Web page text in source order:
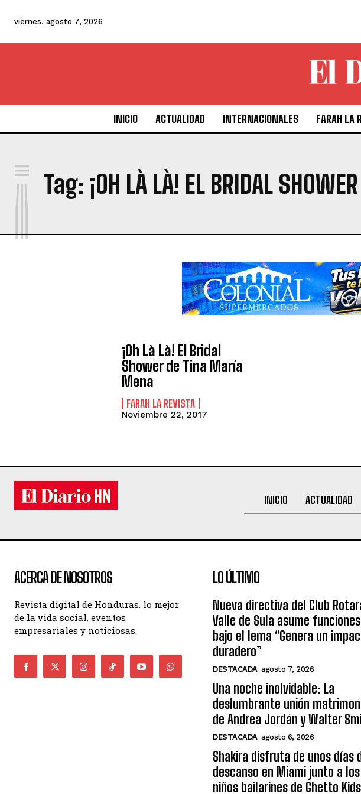
viernes, agosto 7, 2026
INICIO ACTUALIDAD INTERNACIONALES FARAH LA
Tag: ¡OH LÀ LÀ! EL BRIDAL
¡
¡Oh Là Là! El Bridal
Shower de Tina María
Mena
FARAH LA REVISTA
Noviembre 22, 2017
INICIO ACTUALIDAD
ACERCA DE NOSOTROS
Revista digital de Honduras, lo mejor
de la vida social, eventos
empresariales y noticiosas.
LO ÚLTIMO
Nueva directiva del Club
Valle de Sula asume funciones
bajo el lema “Genera un
duradero”
DESTACADA agosto 7, 2026
Una noche inolvidable: La
deslumbrante unión
de Andrea Jordán y Walter
DESTACADA agosto 6, 2026
Shakira disfruta de unos días
descanso en Miami junto a los
niños bailarines de Ghetto Kids